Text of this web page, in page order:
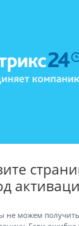
можем получить